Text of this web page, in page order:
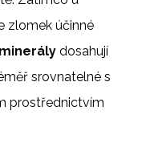
zlomek účinné
dosahují
srovnatelné s
prostřednictvím